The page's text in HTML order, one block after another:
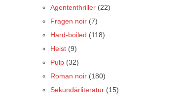
Agententhriller (22)
Fragen noir (7)
Hard-boiled (118)
Heist (9)
Pulp (32)
Roman noir (180)
Sekundärliteratur (15)